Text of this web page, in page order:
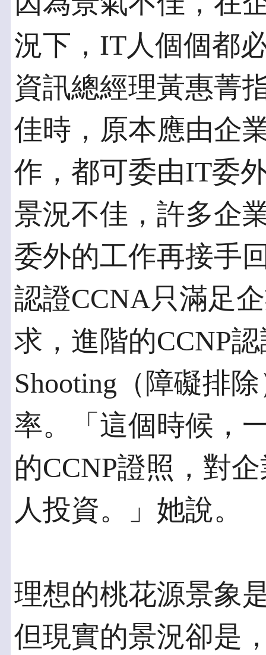
況下，IT人個個都
資訊總經理黃惠菁
佳時，原本應由企
作，都可委由IT委
景況不佳，許多企
委外的工作再接手
認證CCNA只滿足
求，進階的CCNP
Shooting（障礙排
率。「這個時候，
的CCNP證照，對
人投資。」她說。
理想的桃花源景象
但現實的景況卻是